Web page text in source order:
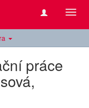
práce